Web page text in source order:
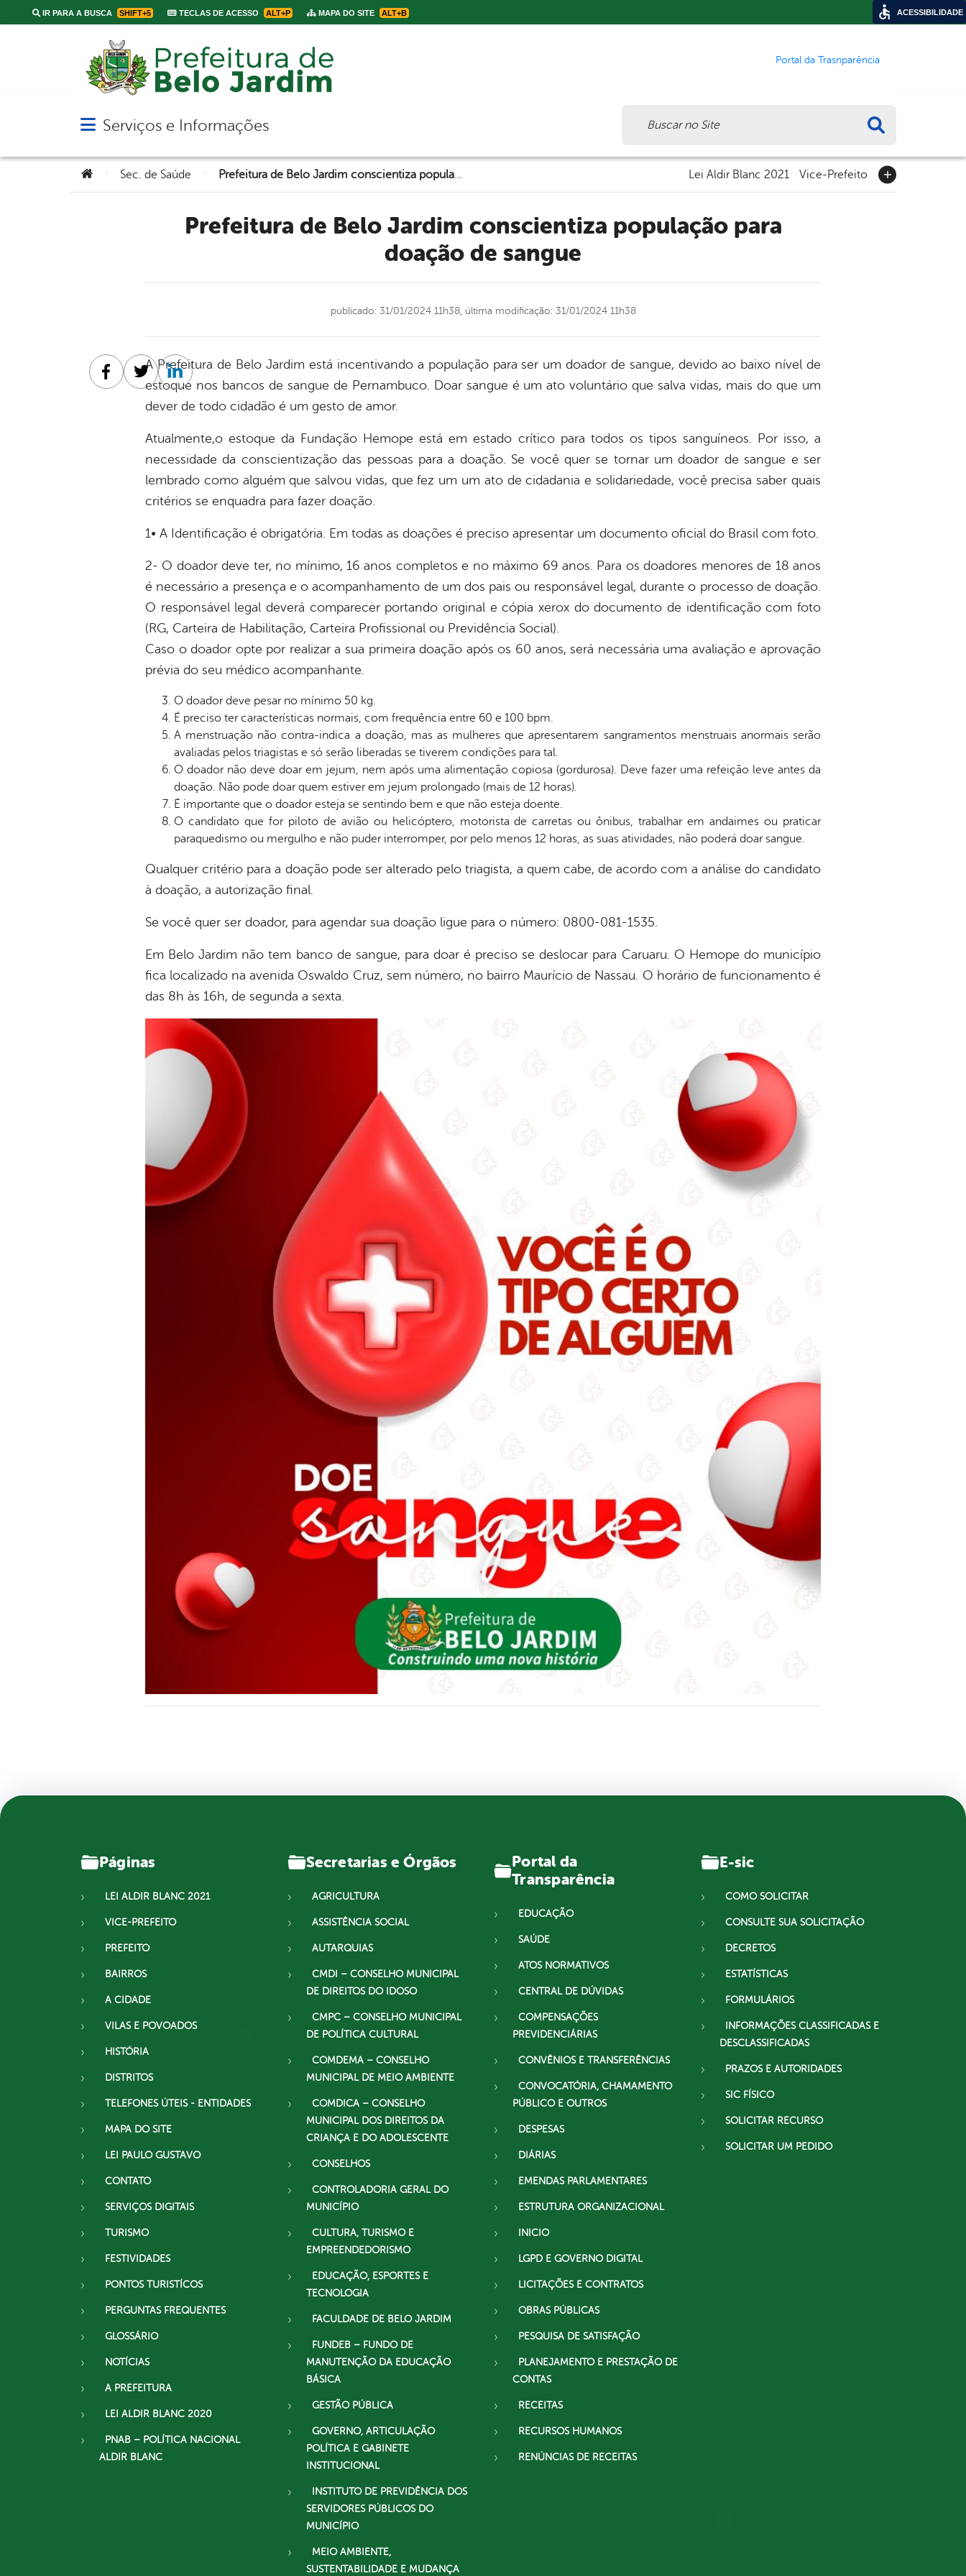
IR PARA A BUSCA SHIFT+5 TECLAS DE ACESSO ALT+P MAPA DO SITE ALT+B
Portal da Trasnparência
Abrir menu principal de navegação
Serviços e Informações
Você está aqui:Sec. de Saúde Lei Aldir Blanc 2021 Vice-Prefeito
Prefeitura de Belo Jardim conscientiza população para
doação de sangue
publicado: 31/01/2024 11h38, última modificação: 31/01/2024 11h38
A Prefeitura de Belo Jardim está incentivando a população para ser um doador de sangue, devido ao baixo nível de
estoque nos bancos de sangue de Pernambuco. Doar sangue é um ato voluntário que salva vidas, mais do que um
dever de todo cidadão é um gesto de amor.
Atualmente,o estoque da Fundação Hemope está em estado crítico para todos os tipos sanguíneos. Por isso, a
necessidade da conscientização das pessoas para a doação. Se você quer se tornar um doador de sangue e ser
lembrado como alguém que salvou vidas, que fez um um ato de cidadania e solidariedade, você precisa saber quais
critérios se enquadra para fazer doação.
1• A Identificação é obrigatória. Em todas as doações é preciso apresentar um documento oficial do Brasil com foto.
2- O doador deve ter, no mínimo, 16 anos completos e no máximo 69 anos. Para os doadores menores de 18 anos
é necessário a presença e o acompanhamento de um dos pais ou responsável legal, durante o processo de doação.
O responsável legal deverá comparecer portando original e cópia xerox do documento de identificação com foto
(RG, Carteira de Habilitação, Carteira Profissional ou Previdência Social).
Caso o doador opte por realizar a sua primeira doação após os 60 anos, será necessária uma avaliação e aprovação
prévia do seu médico acompanhante.
O doador deve pesar no mínimo 50 kg.
É preciso ter características normais, com frequência entre 60 e 100 bpm.
A menstruação não contra-indica a doação, mas as mulheres que apresentarem sangramentos menstruais anormais serão
avaliadas pelos triagistas e só serão liberadas se tiverem condições para tal.
O doador não deve doar em jejum, nem após uma alimentação copiosa (gordurosa). Deve fazer uma refeição leve antes da
doação. Não pode doar quem estiver em jejum prolongado (mais de 12 horas).
É importante que o doador esteja se sentindo bem e que não esteja doente.
O candidato que for piloto de avião ou helicóptero, motorista de carretas ou ônibus, trabalhar em andaimes ou praticar
paraquedismo ou mergulho e não puder interromper, por pelo menos 12 horas, as suas atividades, não poderá doar sangue.
Qualquer critério para a doação pode ser alterado pelo triagista, a quem cabe, de acordo com a análise do candidato
à doação, a autorização final.
Se você quer ser doador, para agendar sua doação ligue para o número: 0800-081-1535.
Em Belo Jardim não tem banco de sangue, para doar é preciso se deslocar para Caruaru. O Hemope do município
fica localizado na avenida Oswaldo Cruz, sem número, no bairro Maurício de Nassau. O horário de funcionamento é
das 8h às 16h, de segunda a sexta.
Facebook
TwitterLinkedin
Páginas
LEI ALDIR BLANC 2021
VICE-PREFEITO
PREFEITO
BAIRROS
A CIDADE
VILAS E POVOADOS
HISTÓRIA
DISTRITOS
TELEFONES ÚTEIS - ENTIDADES
MAPA DO SITE
LEI PAULO GUSTAVO
CONTATO
SERVIÇOS DIGITAIS
TURISMO
FESTIVIDADES
PONTOS TURISTÍCOS
PERGUNTAS FREQUENTES
GLOSSÁRIO
NOTÍCIAS
A PREFEITURA
LEI ALDIR BLANC 2020
PNAB – POLÍTICA NACIONAL
ALDIR BLANC
Secretarias e Órgãos
AGRICULTURA
ASSISTÊNCIA SOCIAL
AUTARQUIAS
CMDI – CONSELHO MUNICIPAL
DE DIREITOS DO IDOSO
CMPC – CONSELHO MUNICIPAL
DE POLÍTICA CULTURAL
COMDEMA – CONSELHO
MUNICIPAL DE MEIO AMBIENTE
COMDICA – CONSELHO
MUNICIPAL DOS DIREITOS DA
CRIANÇA E DO ADOLESCENTE
CONSELHOS
CONTROLADORIA GERAL DO
MUNICÍPIO
CULTURA, TURISMO E
EMPREENDEDORISMO
EDUCAÇÃO, ESPORTES E
TECNOLOGIA
FACULDADE DE BELO JARDIM
FUNDEB – FUNDO DE
MANUTENÇÃO DA EDUCAÇÃO
BÁSICA
GESTÃO PÚBLICA
GOVERNO, ARTICULAÇÃO
POLÍTICA E GABINETE
INSTITUCIONAL
INSTITUTO DE PREVIDÊNCIA DOS
SERVIDORES PÚBLICOS DO
MUNICÍPIO
MEIO AMBIENTE,
SUSTENTABILIDADE E MUDANÇA
Portal da
Transparência
EDUCAÇÃO
SAÚDE
ATOS NORMATIVOS
CENTRAL DE DÚVIDAS
COMPENSAÇÕES
PREVIDENCIÁRIAS
CONVÊNIOS E TRANSFERÊNCIAS
CONVOCATÓRIA, CHAMAMENTO
PÚBLICO E OUTROS
DESPESAS
DIÁRIAS
EMENDAS PARLAMENTARES
ESTRUTURA ORGANIZACIONAL
INICIO
LGPD E GOVERNO DIGITAL
LICITAÇÕES E CONTRATOS
OBRAS PÚBLICAS
PESQUISA DE SATISFAÇÃO
PLANEJAMENTO E PRESTAÇÃO DE
CONTAS
RECEITAS
RECURSOS HUMANOS
RENÚNCIAS DE RECEITAS
E-sic
COMO SOLICITAR
CONSULTE SUA SOLICITAÇÃO
DECRETOS
ESTATÍSTICAS
FORMULÁRIOS
INFORMAÇÕES CLASSIFICADAS E
DESCLASSIFICADAS
PRAZOS E AUTORIDADES
SIC FÍSICO
SOLICITAR RECURSO
SOLICITAR UM PEDIDO
ACESSIBILIDADE